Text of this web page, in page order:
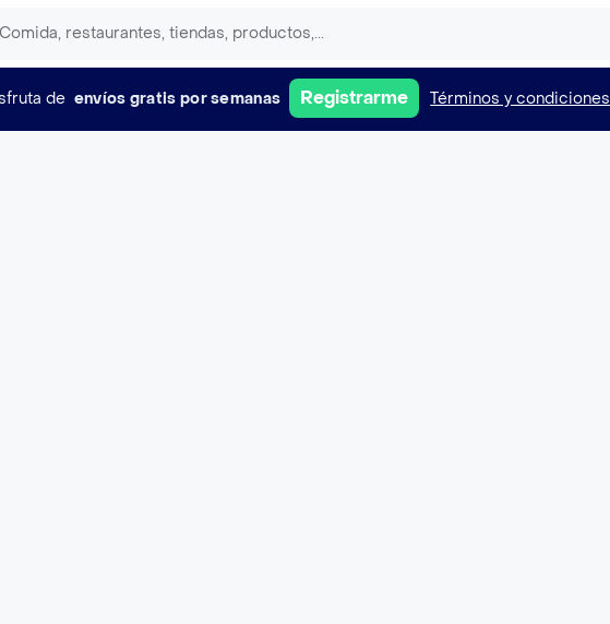
de envíos gratis por semanas Registrarme Términos y condiciones